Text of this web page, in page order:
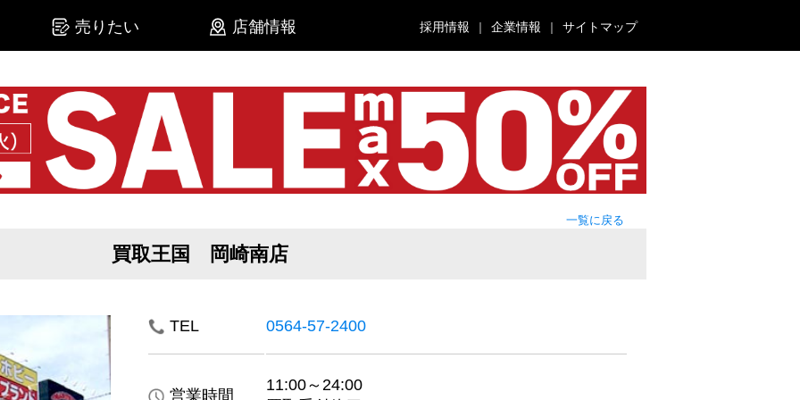
売りたい 店舗情報 採用情報 企業情報 サイトマップ
一覧に戻る
買取王国 岡崎南店
TEL 0564-57-2400
営業時間
11:00～24:00